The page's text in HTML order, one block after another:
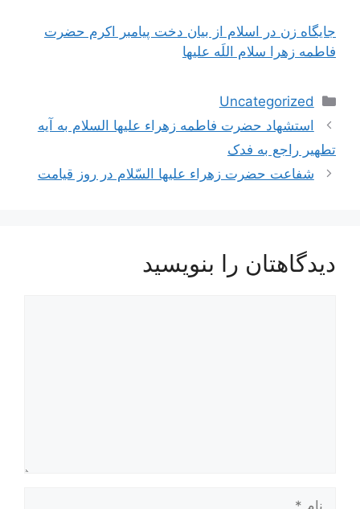
جايگاه زن در اسلام از بيان دخت پيامبر اكرم حضرت
فاطمه زهرا سلام اللَه عليها
دسته‌ها
Uncategorized
ناوبری
نوشته‌ها
استشهاد حضرت فاطمه زهراء علیها السلام به آيه
تطهير راجع به فدک‌
شفاعت حضرت زهراء عليها السّلام در روز قيامت
دیدگاهتان را بنویسید